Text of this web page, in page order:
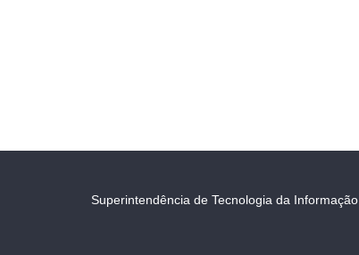
Superintendência de Tecnologia da Informação